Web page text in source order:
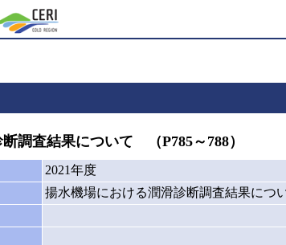
調査結果について （P785～788）
2021年度
揚水機場における潤滑診断調査結果につ